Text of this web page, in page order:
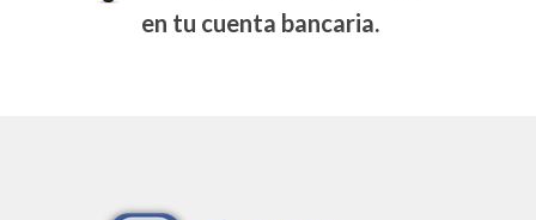
en tu cuenta bancaria.